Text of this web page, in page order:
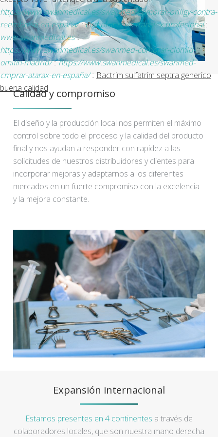
https://www.swanmedical.es/swanmed-comprar-priligy-contra-
reembolso-en-españa/::comprar revia tranalex profesional::
www.swanmedical.es::
https://www.swanmedical.es/swanmed-comprar-clomid-
omifin-madrid/::https://www.swanmedical.es/swanmed-
cmprar-atarax-en-españa/:: Bactrim sulfatrim septra generico
buena calidad
Calidad y compromiso
El diseño y la producción local nos permiten el máximo
control sobre todo el proceso y la calidad del producto
final y nos ayudan a responder con rapidez a las
solicitudes de nuestros distribuidores y clientes para
incorporar mejoras y adaptarnos a los diferentes
mercados en un fuerte compromiso con la excelencia
y la mejora constante.
Expansión internacional
Estamos presentes en 4 continentes a través de
colaboradores locales, que son nuestra mano derecha